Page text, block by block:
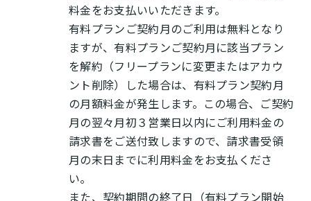
料金をお支払いいただきます。
有料プランご契約月のご利用は無料となり
ますが、有料プランご契約月に該当プラン
を解約（フリープランに変更またはアカウ
ント削除）した場合は、有料プラン契約月
の月額料金が発生します。この場合、ご契約
月の翌々月初３営業日以内にご利用料金の
請求書をご送付致しますので、請求書受領
月の末日までに利用料金をお支払くださ
い。
また、契約期間の終了日（有料プラン開始